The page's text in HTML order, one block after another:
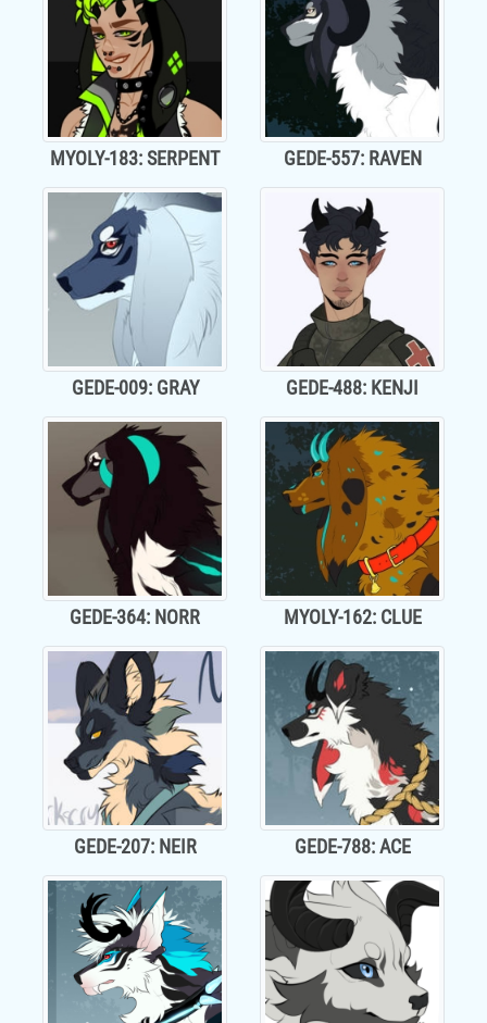
MYOLY-183: SERPENT GEDE-557: RAVEN
GEDE-009: GRAY GEDE-488: KENJI
GEDE-364: NORR MYOLY-162: CLUE
GEDE-207: NEIR GEDE-788: ACE